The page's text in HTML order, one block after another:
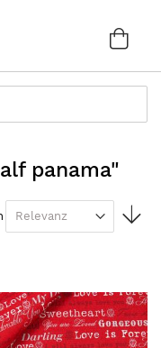
panama"